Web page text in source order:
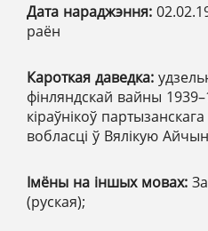
Дата нараджэння:
раён
Кароткая даведка:
фінляндскай вайны
кіраўнікоў
вобласці ў Вялікую
Імёны на іншых мовах:
(руская);